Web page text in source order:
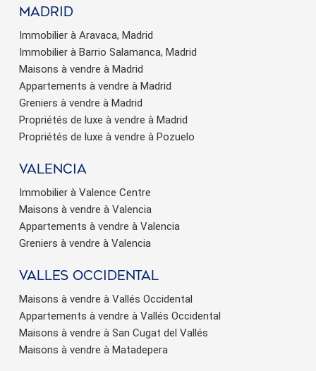
Madrid
Immobilier à Aravaca, Madrid
Immobilier à Barrio Salamanca, Madrid
Maisons à vendre à Madrid
Appartements à vendre à Madrid
Greniers à vendre à Madrid
Propriétés de luxe à vendre à Madrid
Propriétés de luxe à vendre à Pozuelo
valencia
Immobilier à Valence Centre
Maisons à vendre à Valencia
Appartements à vendre à Valencia
Greniers à vendre à Valencia
valles occidental
Maisons à vendre à Vallés Occidental
Appartements à vendre à Vallés Occidental
Maisons à vendre à San Cugat del Vallés
Maisons à vendre à Matadepera